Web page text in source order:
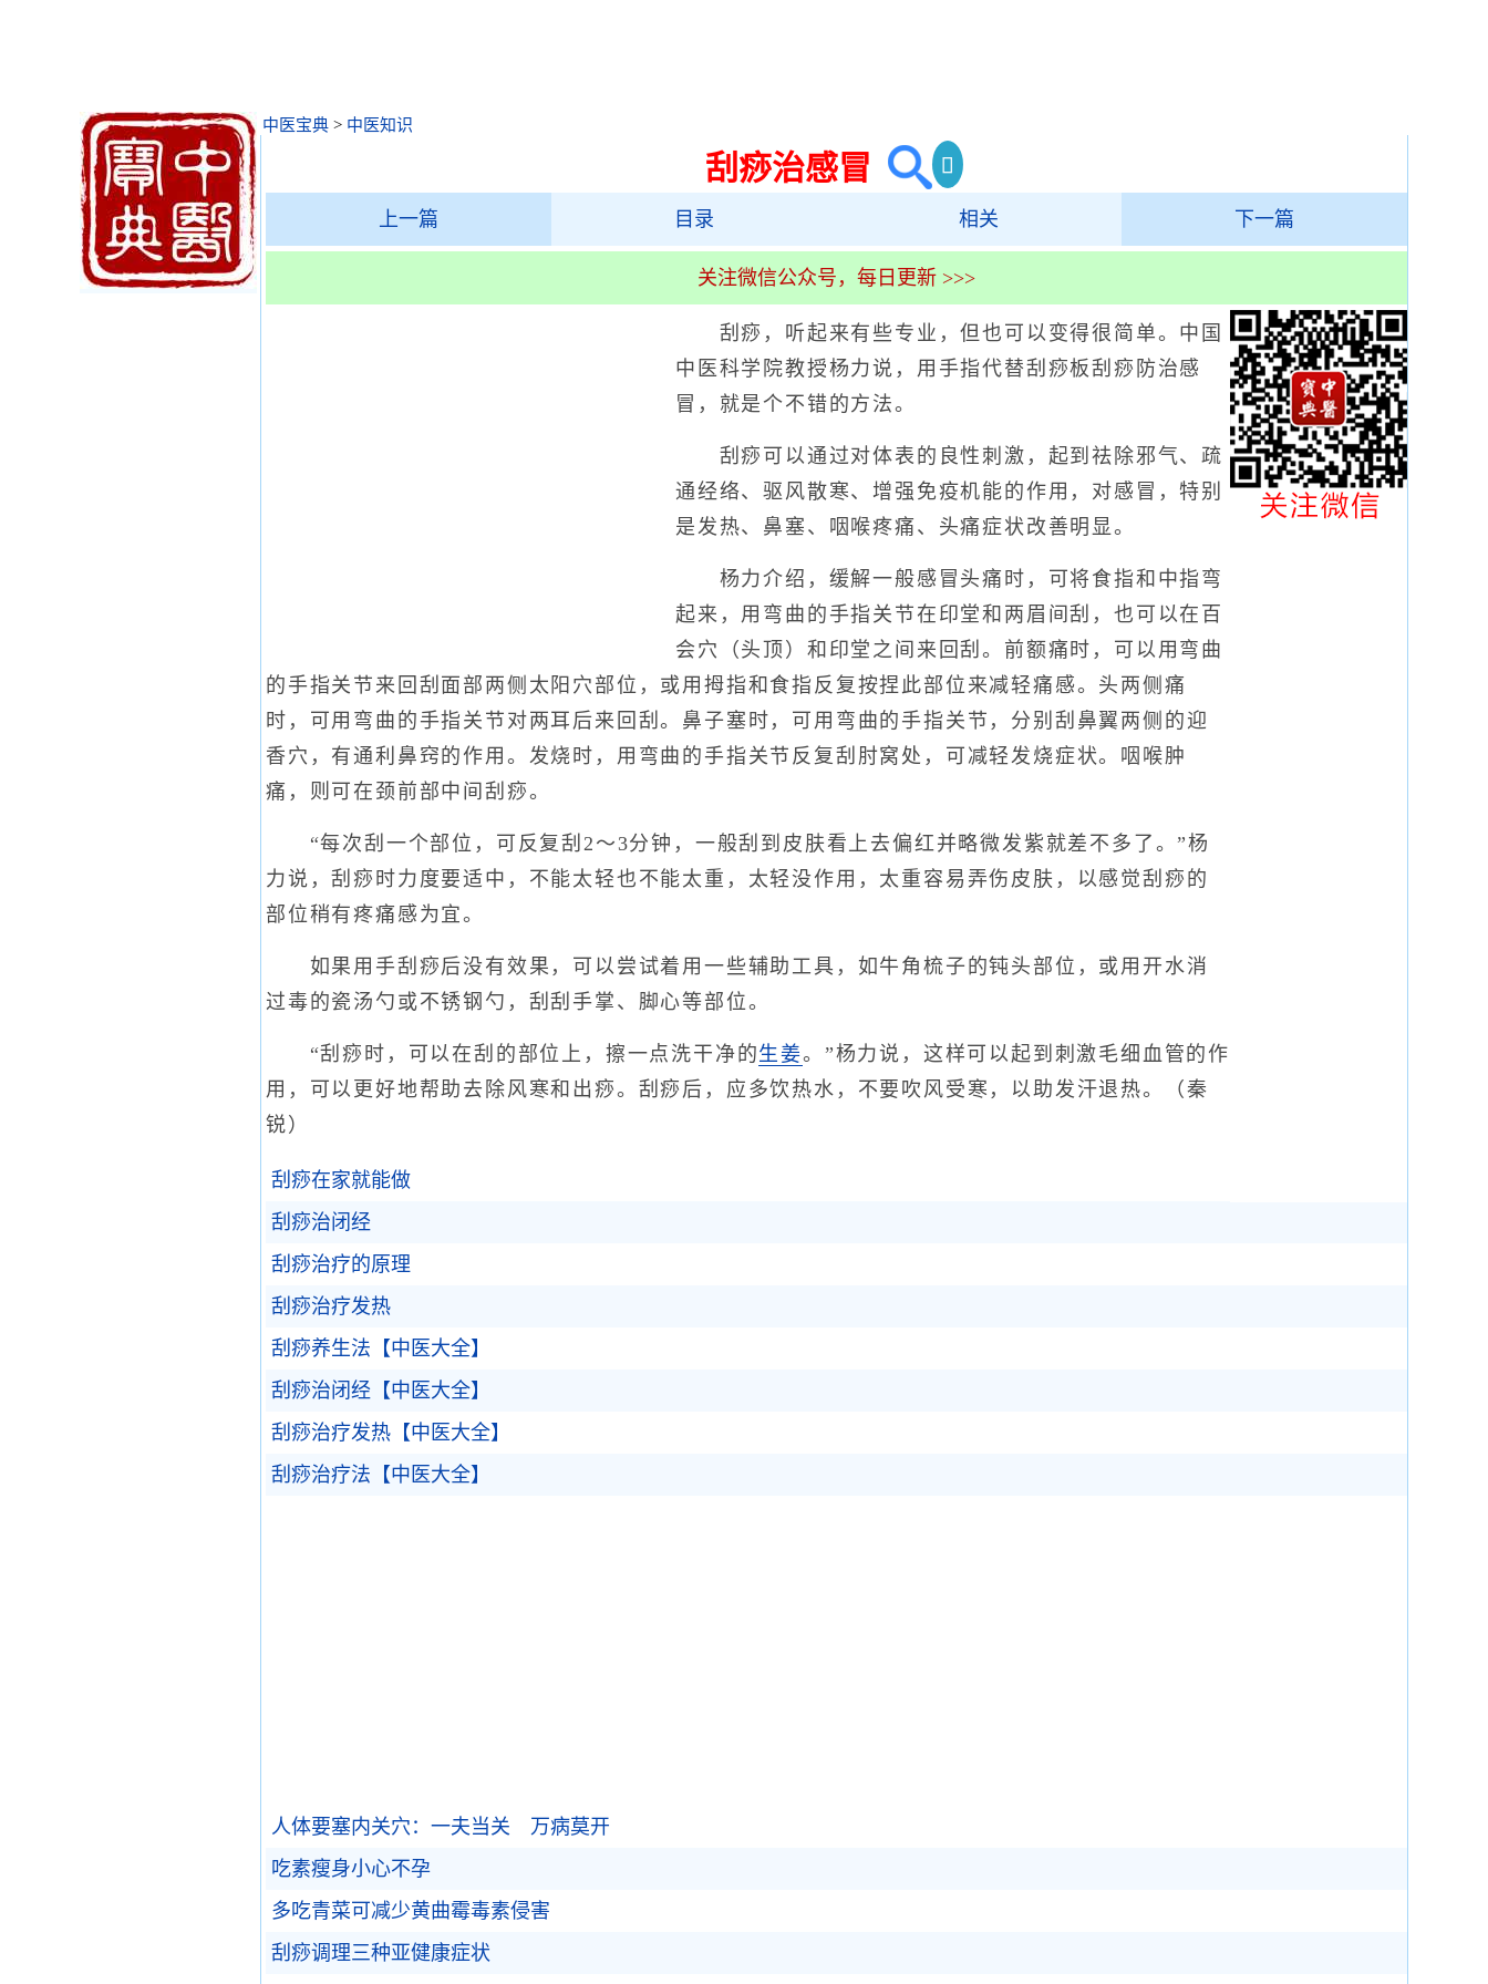
中医宝典 > 中医知识
刮痧治感冒
上一篇 目录 相关 下一篇
关注微信公众号，每日更新 >>>
刮痧，听起来有些专业，但也可以变得很简单。中国
中医科学院教授杨力说，用手指代替刮痧板刮痧防治感
冒，就是个不错的方法。
刮痧可以通过对体表的良性刺激，起到祛除邪气、疏
通经络、驱风散寒、增强免疫机能的作用，对感冒，特别
是发热、鼻塞、咽喉疼痛、头痛症状改善明显。
杨力介绍，缓解一般感冒头痛时，可将食指和中指弯
起来，用弯曲的手指关节在印堂和两眉间刮，也可以在百
会穴（头顶）和印堂之间来回刮。前额痛时，可以用弯曲
的手指关节来回刮面部两侧太阳穴部位，或用拇指和食指反复按捏此部位来减轻痛感。头两侧痛
时，可用弯曲的手指关节对两耳后来回刮。鼻子塞时，可用弯曲的手指关节，分别刮鼻翼两侧的迎
香穴，有通利鼻窍的作用。发烧时，用弯曲的手指关节反复刮肘窝处，可减轻发烧症状。咽喉肿
痛，则可在颈前部中间刮痧。
“每次刮一个部位，可反复刮2～3分钟，一般刮到皮肤看上去偏红并略微发紫就差不多了。”杨
力说，刮痧时力度要适中，不能太轻也不能太重，太轻没作用，太重容易弄伤皮肤，以感觉刮痧的
部位稍有疼痛感为宜。
如果用手刮痧后没有效果，可以尝试着用一些辅助工具，如牛角梳子的钝头部位，或用开水消
过毒的瓷汤勺或不锈钢勺，刮刮手掌、脚心等部位。
“刮痧时，可以在刮的部位上，擦一点洗干净的生姜。”杨力说，这样可以起到刺激毛细血管的作
用，可以更好地帮助去除风寒和出痧。刮痧后，应多饮热水，不要吹风受寒，以助发汗退热。（秦
锐）
刮痧在家就能做
刮痧治闭经
刮痧治疗的原理
刮痧治疗发热
刮痧养生法【中医大全】
刮痧治闭经【中医大全】
刮痧治疗发热【中医大全】
刮痧治疗法【中医大全】
人体要塞内关穴：一夫当关 万病莫开
吃素瘦身小心不孕
多吃青菜可减少黄曲霉毒素侵害
刮痧调理三种亚健康症状